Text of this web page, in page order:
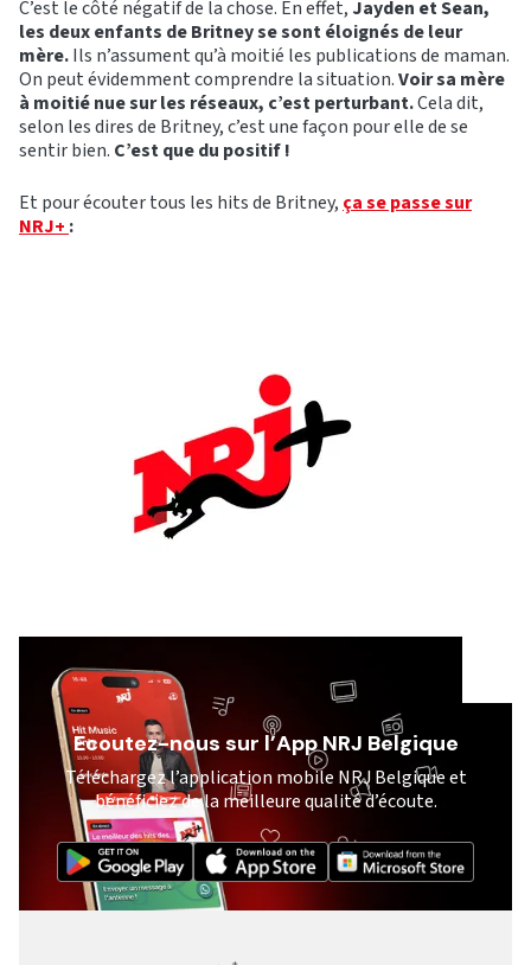
C’est le côté négatif de la chose. En effet, Jayden et Sean,
les deux enfants de Britney se sont éloignés de leur
mère.Ils n’assument qu’à moitié les publications de maman.
On peut évidemment comprendre la situation.Voir sa mère
à moitié nue sur les réseaux, c’est perturbant.Cela dit,
selon les dires de Britney, c’est une façon pour elle de se
sentir bien. C’est que du positif !
Et pour écouter tous les hits de Britney, ça se passe sur
NRJ+ :
Ecoutez-nous sur l’App NRJ Belgique
Téléchargez l’application mobile NRJ Belgique et
bénéficiez de la meilleure qualité d’écoute.